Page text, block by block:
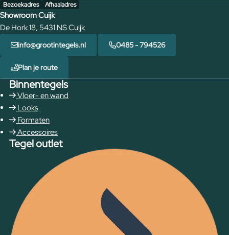
Bezoekadres Afhaaladres
Showroom Cuijk
De Hork 18, 5431 NS Cuijk
info@grootintegels.nl 0485 - 794526
Plan je route
Binnentegels
Vloer- en wand
Looks
Formaten
Accessoires
Tegel outlet